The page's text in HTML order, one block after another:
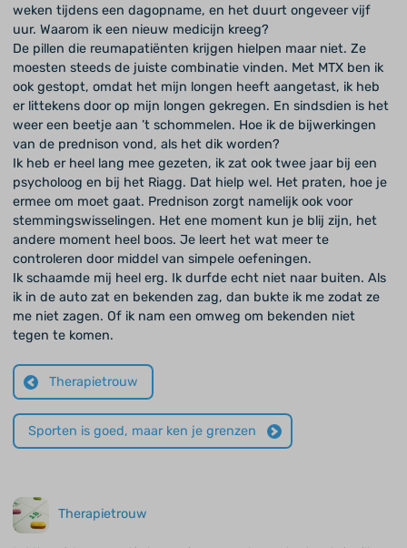
weken tijdens een dagopname, en het duurt ongeveer vijf
uur. Waarom ik een nieuw medicijn kreeg?
De pillen die reumapatiënten krijgen hielpen maar niet. Ze
moesten steeds de juiste combinatie vinden. Met MTX ben ik
ook gestopt, omdat het mijn longen heeft aangetast, ik heb
er littekens door op mijn longen gekregen. En sindsdien is het
weer een beetje aan ’t schommelen. Hoe ik de bijwerkingen
van de prednison vond, als het dik worden?
Ik heb er heel lang mee gezeten, ik zat ook twee jaar bij een
psycholoog en bij het Riagg. Dat hielp wel. Het praten, hoe je
ermee om moet gaat. Prednison zorgt namelijk ook voor
stemmingswisselingen. Het ene moment kun je blij zijn, het
andere moment heel boos. Je leert het wat meer te
controleren door middel van simpele oefeningen.
Ik schaamde mij heel erg. Ik durfde echt niet naar buiten. Als
ik in de auto zat en bekenden zag, dan bukte ik me zodat ze
me niet zagen. Of ik nam een omweg om bekenden niet
tegen te komen.
Therapietrouw
Sporten is goed, maar ken je grenzen
Therapietrouw